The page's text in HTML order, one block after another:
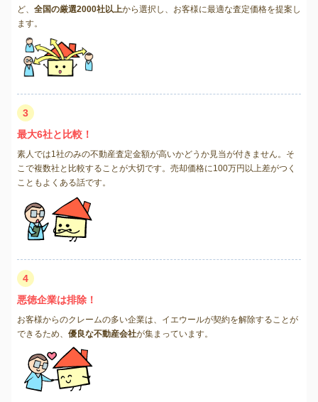
ど、 全国の厳選2000社以上から選択し、お客様に最適な査定価格を提案し
ます。
3
最大6社と比較！
素人では1社のみの不動産査定金額が高いかどうか見当が付きません。そ
こで複数社と比較することが大切です。売却価格に100万円以上差がつく
こともよくある話です。
4
悪徳企業は排除！
お客様からのクレームの多い企業は、イエウールが契約を解除することが
できるため、 優良な不動産会社が集まっています。